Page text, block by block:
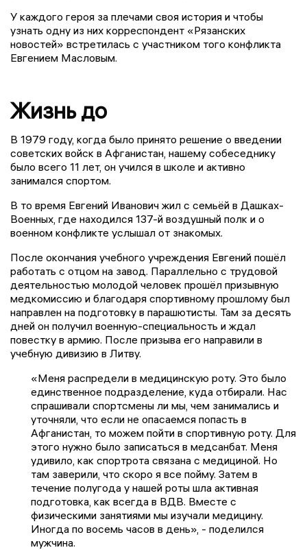
У каждого героя за плечами своя история и чтобы
узнать одну из них корреспондент «Рязанских
новостей» встретилась с участником того конфликта
Евгением Масловым.
Жизнь до
В 1979 году, когда было принято решение о введении
советских войск в Афганистан, нашему собеседнику
было всего 11 лет, он учился в школе и активно
занимался спортом.
В то время Евгений Иванович жил с семьёй в Дашках-
Военных, где находился 137-й воздушный полк и о
военном конфликте услышал от знакомых.
После окончания учебного учреждения Евгений пошёл
работать с отцом на завод. Параллельно с трудовой
деятельностью молодой человек прошёл призывную
медкомиссию и благодаря спортивному прошлому был
направлен на подготовку в парашютисты. Там за десять
дней он получил военную-специальность и ждал
повестку в армию. После призыва его направили в
учебную дивизию в Литву.
«Меня распредели в медицинскую роту. Это было
единственное подразделение, куда отбирали. Нас
спрашивали спортсмены ли мы, чем занимались и
уточняли, что если не опасаемся попасть в
Афганистан, то можем пойти в спортивную роту. Для
этого нужно было записаться в медсанбат. Меня
удивило, как спортрота связана с медициной. Но
там заверили, что скоро я все пойму. Затем в
течение полугода у нашей роты шла активная
подготовка, как всегда в ВДВ. Вместе с
физическими занятиями мы изучали медицину.
Иногда по восемь часов в день», - поделился
мужчина.